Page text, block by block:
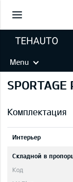
Menu
SPORTAGE
Комплектация
Интерьер
Складной в